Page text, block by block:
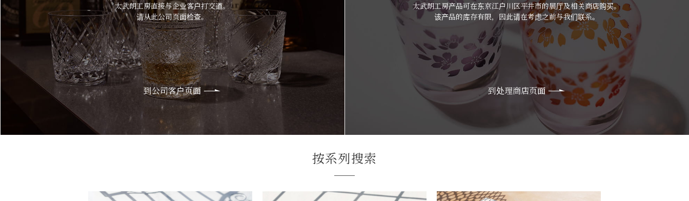
太武朗工房直接与企业客户打交道。
请从此公司页面检查。
到公司客户页面
太武朗工房产品可在东京江户川区平井市的展厅及相关商店购买。
该产品的库存有限，因此请在考虑之前与我们联系。
到处理商店页面
按系列搜索